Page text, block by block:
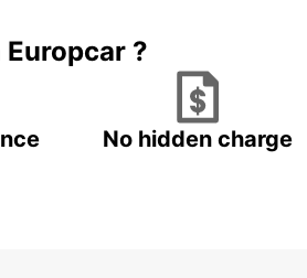
?
No hidden charge